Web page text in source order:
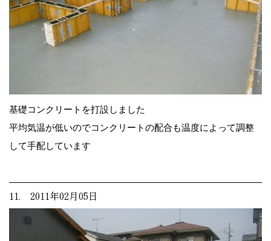
基礎コンクリートを打設しました
平均気温が低いのでコンクリートの配合も温度によって調整
して手配しています
11. 2011年02月05日